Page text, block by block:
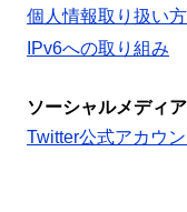
個人情報取り扱い
IPv6への取り組み
ソーシャルメディア
Twitter公式アカウン